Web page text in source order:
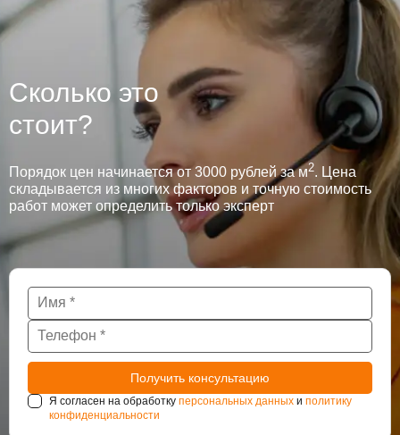
Сколько это
стоит?
Порядок цен начинается от 3000 рублей за м2. Цена
складывается из многих факторов и точную стоимость
работ может определить только эксперт
Я согласен на обработку персональных данных и политику
конфиденциальности